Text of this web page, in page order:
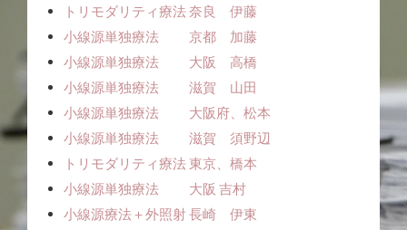
トリモダリティ療法 奈良 伊藤
小線源単独療法 京都 加藤
小線源単独療法 大阪 高橋
小線源単独療法 滋賀 山田
小線源単独療法 大阪府、松本
小線源単独療法 滋賀 須野辺
トリモダリティ療法 東京、橋本
小線源単独療法 大阪 吉村
小線源療法＋外照射 長崎 伊東